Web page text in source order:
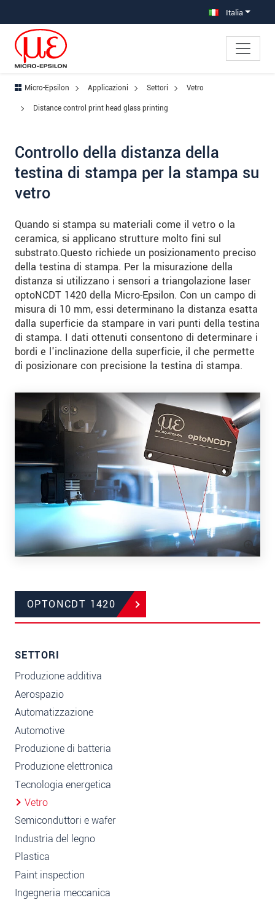
Italia
Micro-Epsilon Applicazioni Settori
Vetro
Distance control print head glass printing
Controllo della distanza della
testina di stampa per la stampa su
vetro
Quando si stampa su materiali come il vetro o la
ceramica, si applicano strutture molto fini sul
substrato.Questo richiede un posizionamento preciso
della testina di stampa. Per la misurazione della
distanza si utilizzano i sensori a triangolazione laser
optoNCDT 1420 della Micro-Epsilon. Con un campo di
misura di 10 mm, essi determinano la distanza esatta
dalla superficie da stampare in vari punti della testina
di stampa. I dati ottenuti consentono di determinare i
bordi e l'inclinazione della superficie, il che permette
di posizionare con precisione la testina di stampa.
OPTONCDT 1420
SETTORI
Produzione additiva
Aerospazio
Automatizzazione
Automotive
Produzione di batteria
Produzione elettronica
Tecnologia energetica
Vetro
Semiconduttori e wafer
Industria del legno
Plastica
Paint inspection
Ingegneria meccanica